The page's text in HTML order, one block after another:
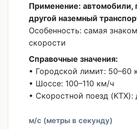
Применение: автомобили,
другой наземный
Особенность: самая
скорости
Справочные значения:
• Городской лимит: 50–60
• Шоссе: 100–110 км/ч
• Скоростной поезд
м/с (метры в секунду)